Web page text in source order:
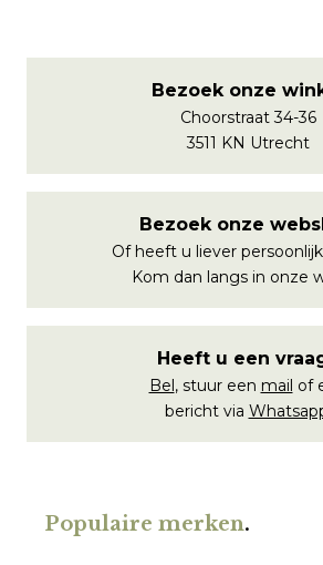
Bezoek onze
Choorstraat 34-36
3511 KN Utrecht
Bezoek onze
Of heeft u liever
Kom dan langs in onze
Heeft u een
Bel , stuur een mail of
bericht via
Populaire merken.